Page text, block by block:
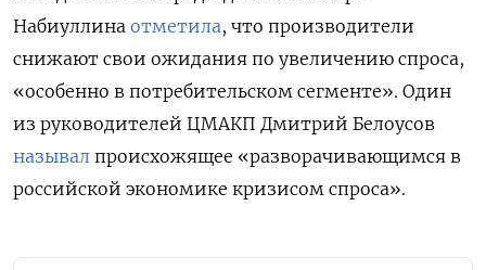
Набиуллина отметила, что производители
снижают свои ожидания по увеличению спроса,
«особенно в потребительском сегменте». Один
из руководителей ЦМАКП Дмитрий Белоусов
называл происхожящее «разворачивающимся в
российской экономике кризисом спроса».